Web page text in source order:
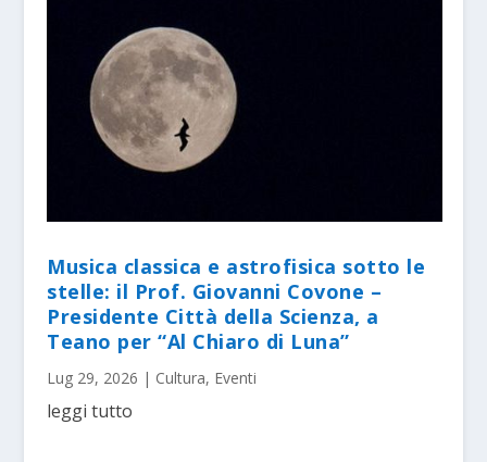
Musica classica e astrofisica sotto le
stelle: il Prof. Giovanni Covone –
Presidente Città della Scienza, a
Teano per “Al Chiaro di Luna”
Lug 29, 2026 | Cultura, Eventi
leggi tutto